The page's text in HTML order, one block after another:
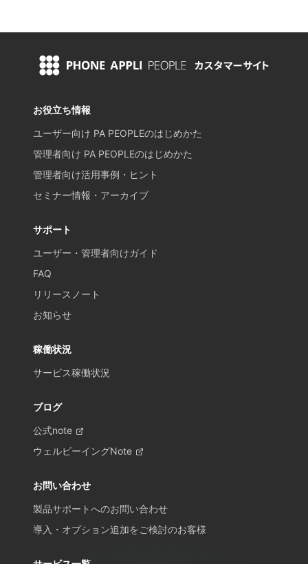
お役立ち情報
ユーザー向け PA PEOPLEのはじめかた
管理者向け PA PEOPLEのはじめかた
管理者向け活用事例・ヒント
セミナー情報・アーカイブ
サポート
ユーザー・管理者向けガイド
FAQ
リリースノート
お知らせ
稼働状況
サービス稼働状況
ブログ
公式note
ウェルビーイングNote
お問い合わせ
製品サポートへのお問い合わせ
導入・オプション追加をご検討のお客様